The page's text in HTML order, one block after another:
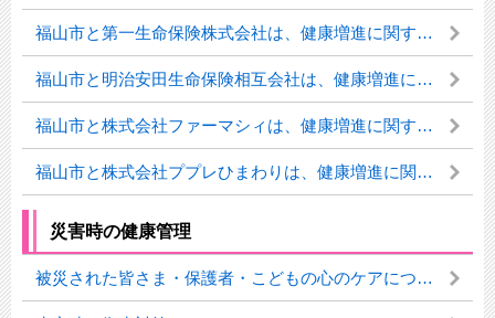
福山市と第一生命保険株式会社は、健康増進に関する連携協定を締結しました
福山市と明治安田生命保険相互会社は、健康増進に関する連携協定を締結しました
福山市と株式会社ファーマシィは、健康増進に関する連携協定を締結しました
福山市と株式会社ププレひまわりは、健康増進に関する連携協定を締結しました
災害時の健康管理
被災された皆さま・保護者・こどもの心のケアについて